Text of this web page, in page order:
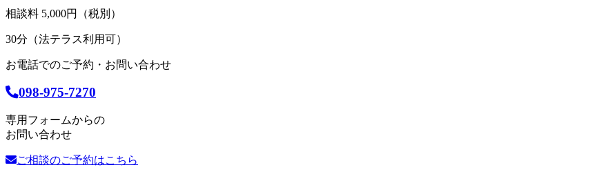
相談料 5,000円（税別）
30分（法テラス利用可）
お電話でのご予約・お問い合わせ
098-975-7270
専用フォームからの
お問い合わせ
ご相談のご予約はこちら